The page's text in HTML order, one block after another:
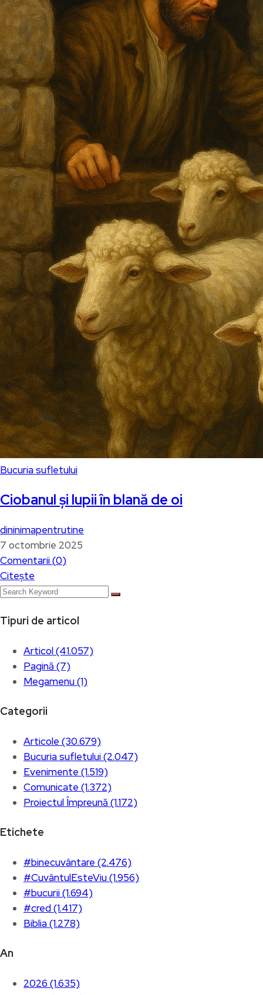
Bucuria sufletului
Ciobanul și lupii în blană de oi
dininimapentrutine
7 octombrie 2025
Comentarii (0)
Citește
Tipuri de articol
Articol (41.057)
Pagină (7)
Megamenu (1)
Categorii
Articole (30.679)
Bucuria sufletului (2.047)
Evenimente (1.519)
Comunicate (1.372)
Proiectul Împreună (1.172)
Etichete
#binecuvântare (2.476)
#CuvântulEsteViu (1.956)
#bucurii (1.694)
#cred (1.417)
Biblia (1.278)
An
2026 (1.635)